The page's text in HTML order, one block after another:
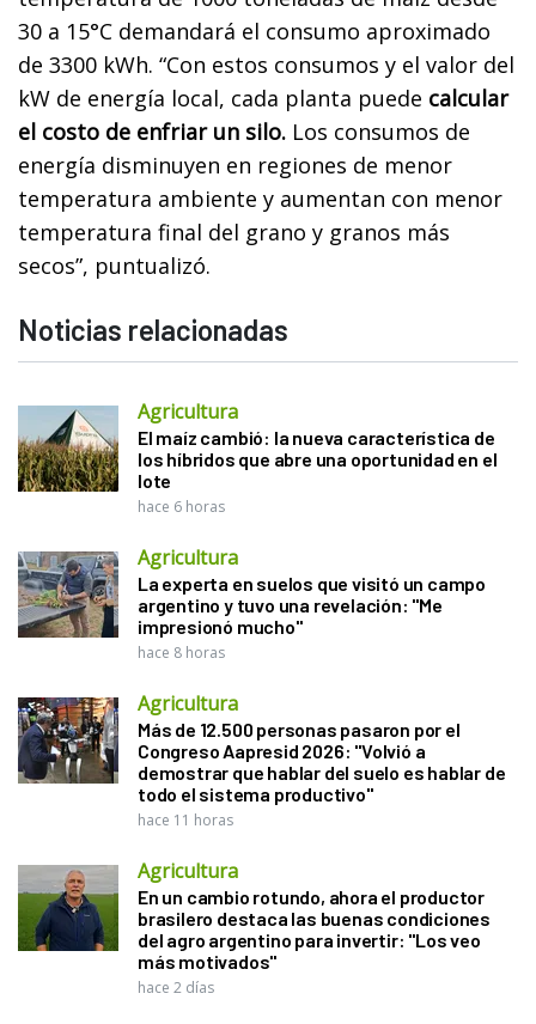
30 a 15°C demandará el consumo aproximado
de 3300 kWh. “Con estos consumos y el valor del
kW de energía local, cada planta puede calcular
el costo de enfriar un silo. Los consumos de
energía disminuyen en regiones de menor
temperatura ambiente y aumentan con menor
temperatura final del grano y granos más
secos”, puntualizó.
Noticias relacionadas
Agricultura
El maíz cambió: la nueva característica de
los híbridos que abre una oportunidad en el
lote
hace 6 horas
Agricultura
La experta en suelos que visitó un campo
argentino y tuvo una revelación: "Me
impresionó mucho"
hace 8 horas
Agricultura
Más de 12.500 personas pasaron por el
Congreso Aapresid 2026: "Volvió a
demostrar que hablar del suelo es hablar de
todo el sistema productivo"
hace 11 horas
Agricultura
En un cambio rotundo, ahora el productor
brasilero destaca las buenas condiciones
del agro argentino para invertir: "Los veo
más motivados"
hace 2 días